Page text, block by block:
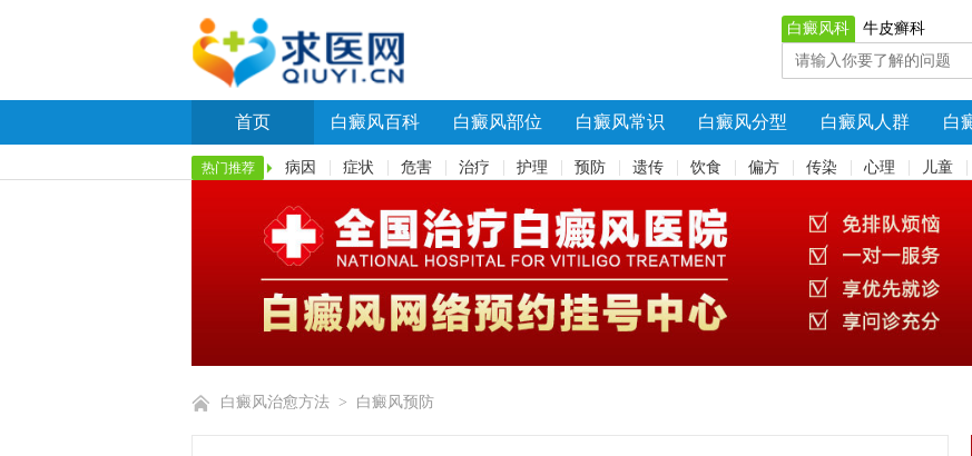
白癜风科 牛皮癣科
首页 白癜风百科 白癜风部位 白癜风常识 白癜风分型 白癜风人群 白
热门推荐 病因 症状 危害 治疗 护理 预防 遗传 饮食 偏方 传染 心理 儿童
白癜风治愈方法 > 白癜风预防